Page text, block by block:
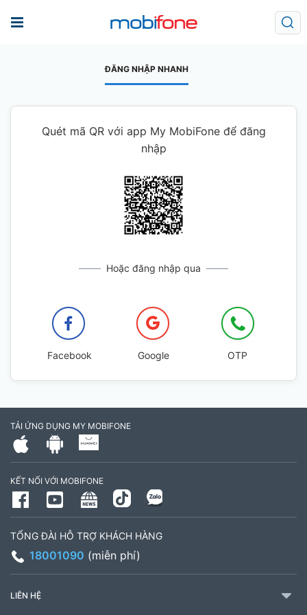
ĐĂNG NHẬP NHANH
Quét mã QR với app My MobiFone để đăng
nhập
Hoặc đăng nhập qua
Facebook Google OTP
TẢI ỨNG DỤNG MY MOBIFONE
KẾT NỐI VỚI MOBIFONE
TỔNG ĐÀI HỖ TRỢ KHÁCH HÀNG
18001090 (miễn phí)
LIÊN HỆ